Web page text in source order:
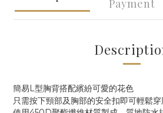
Payment
簡易L型胸背搭配繽紛可愛的花色
只需按下頸部及胸部的安全扣即可輕鬆